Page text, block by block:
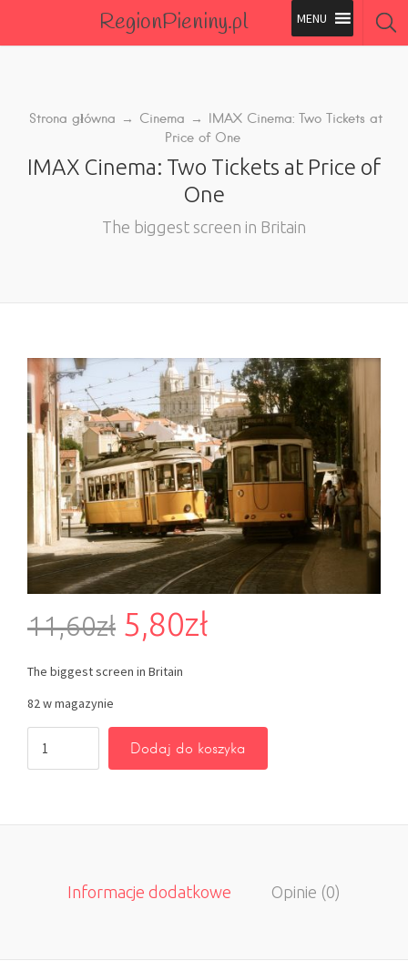
RegionPieniny.pl
Strona główna → Cinema → IMAX Cinema: Two Tickets at
Price of One
IMAX Cinema: Two Tickets at Price of
One
The biggest screen in Britain
11,60zł 5,80zł
The biggest screen in Britain
82 w magazynie
Dodaj do koszyka
Informacje dodatkowe Opinie (0)